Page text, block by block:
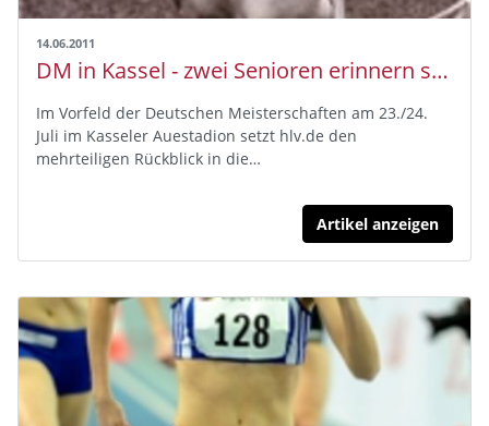
14.06.2011
DM in Kassel - zwei Senioren erinnern sich
Im Vorfeld der Deutschen Meisterschaften am 23./24.
Juli im Kasseler Auestadion setzt hlv.de den
mehrteiligen Rückblick in die…
Artikel anzeigen